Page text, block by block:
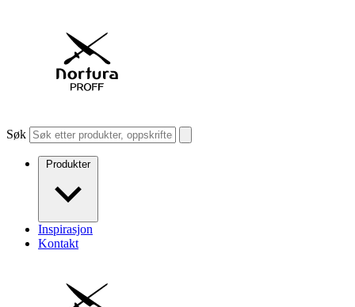
Søk
Produkter
Inspirasjon
Kontakt